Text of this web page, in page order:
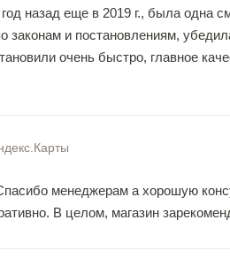
назад еще в 2019 г., была одна
законам и постановлениям,
очень быстро, главное
менеджерам а хорошую
В целом, магазин